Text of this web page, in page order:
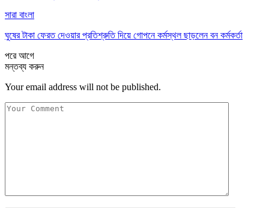
সারা বাংলা
ঘুষের টাকা ফেরত দেওয়ার প্রতিশ্রুতি দিয়ে গোপনে কর্মস্থল ছাড়লেন বন কর্মকর্তা
পরেআগে
মন্তব্য করুন
Your email address will not be published.